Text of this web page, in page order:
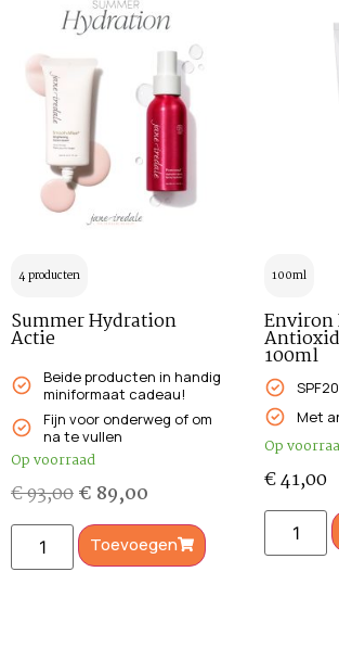
4 producten
Summer Hydration
Actie
Beide producten in handig
miniformaat cadeau!
Fijn voor onderweg of om
na te vullen
Op voorraad
€93,00€ 89,00
Toevoegen
100ml
Environ
100ml
SPF20
Met
Op
€41,00